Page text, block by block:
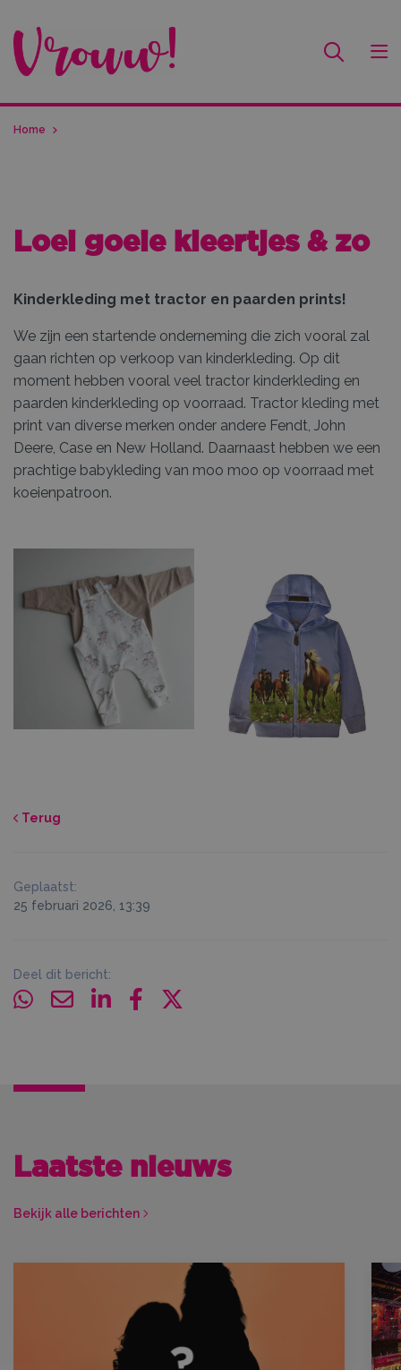
Home
Terug
Geplaatst:
25 februari 2026, 13:39
Deel dit bericht:
Loei goeie kleertjes & zo
Kinderkleding met tractor en paarden prints!
We zijn een startende onderneming die zich vooral zal
gaan richten op verkoop van kinderkleding. Op dit
moment hebben vooral veel tractor kinderkleding en
paarden kinderkleding op voorraad. Tractor kleding met
print van diverse merken onder andere Fendt, John
Deere, Case en New Holland. Daarnaast hebben we een
prachtige babykleding van moo moo op voorraad met
koeienpatroon.
Laatste nieuws
Bekijk alle berichten